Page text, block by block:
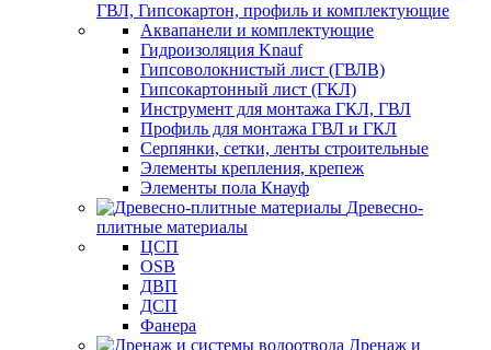
ГВЛ, Гипсокартон, профиль и комплектующие
Аквапанели и комплектующие
Гидроизоляция Knauf
Гипсоволокнистый лист (ГВЛВ)
Гипсокартонный лист (ГКЛ)
Инструмент для монтажа ГКЛ, ГВЛ
Профиль для монтажа ГВЛ и ГКЛ
Серпянки, сетки, ленты строительные
Элементы крепления, крепеж
Элементы пола Кнауф
Древесно-
плитные материалы
ЦСП
OSB
ДВП
ДСП
Фанера
Дренаж и